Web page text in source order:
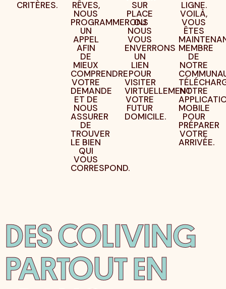
CRITÈRES. RÊVES,
NOUS
PROGRAMMERONS
UN
APPEL
AFIN
DE
MIEUX
COMPRENDRE
VOTRE
DEMANDE
ET DE
NOUS
ASSURER
DE
TROUVER
LE BIEN
QUI
VOUS
CORRESPOND.
SUR
PLACE
OU
NOUS
VOUS
ENVERRONS
UN
LIEN
POUR
VISITER
VIRTUELLEMENT
VOTRE
FUTUR
DOMICILE.
LIGNE.
VOILÀ,
VOUS
ÊTES
MEMBRE
DE
NOTRE
NOTRE
MOBILE
POUR
PRÉPARER
VOTRE
ARRIVÉE.
DES COLIVING
PARTOUT EN